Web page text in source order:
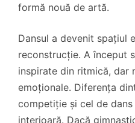
formă nouă de artă.
Dansul a devenit spațiul
reconstrucție. A început
inspirate din ritmică, dar
emoționale. Diferența
competiție și cel de
interioară. Dacă